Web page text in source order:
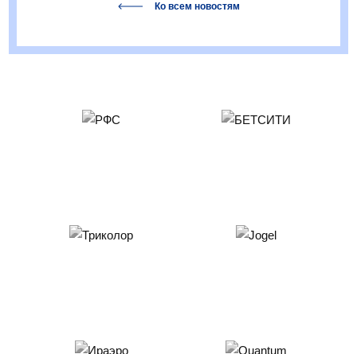
Ко всем новостям